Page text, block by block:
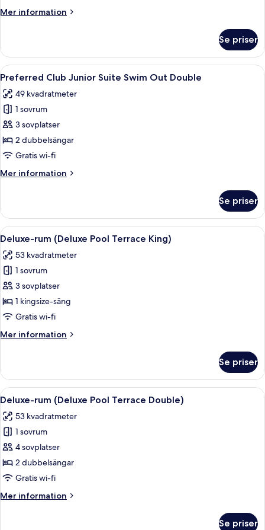
Pool
Mer information
Mer
Club
Junior
Suite
Terrace
King
Se priser
Öppna
alla
foton
för
Preferred
Club
Junior
Swim
Ett hotellrum med två sängar, en
4
Preferred Club Junior Suite Swim Out Double
49 kvadratmeter
1 sovrum
3 sovplatser
2 dubbelsängar
Gratis wi-fi
Mer information
Mer
Club
Junior
Suite
Out
Double
Se priser
Öppna
alla
foton
för
Deluxe-
rum
(Deluxe
Terrace
Ett hotellrum med en säng, ett
4
Deluxe-rum (Deluxe Pool Terrace King)
53 kvadratmeter
1 sovrum
3 sovplatser
1 kingsize-säng
Gratis wi-fi
Mer information
Mer
rum
(Deluxe
Pool
King)
Se priser
Öppna
alla
foton
för
Deluxe-
rum
(Deluxe
Terrace
Ett hotellrum med två sängar, en
4
Deluxe-rum (Deluxe Pool Terrace Double)
53 kvadratmeter
1 sovrum
4 sovplatser
2 dubbelsängar
Gratis wi-fi
Mer information
Mer
Se priser